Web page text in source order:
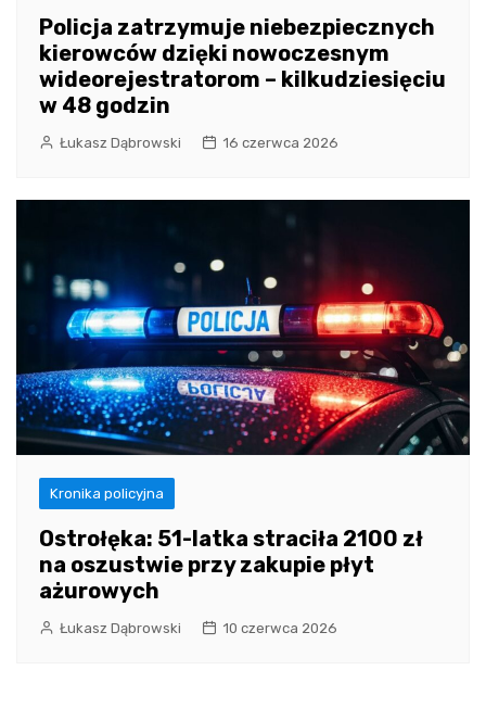
Policja zatrzymuje niebezpiecznych
kierowców dzięki nowoczesnym
wideorejestratorom – kilkudziesięciu
w 48 godzin
Łukasz Dąbrowski 16 czerwca 2026
Kronika policyjna
Ostrołęka: 51-latka straciła 2100 zł
na oszustwie przy zakupie płyt
ażurowych
Łukasz Dąbrowski 10 czerwca 2026